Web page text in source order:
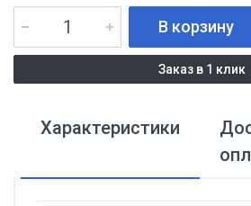
В корзину
Заказ в 1 клик
Характеристики